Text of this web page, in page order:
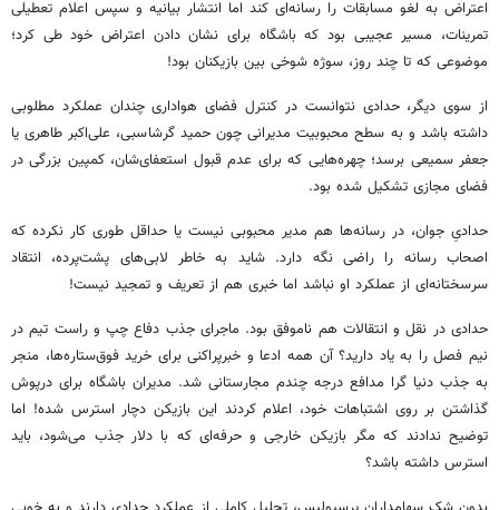
اعتراض به لغو مسابقات را رسانه‌ای کند اما انتشار بیانیه و سپس اعلام تعطیلی
تمرینات، مسیر عجیبی بود که باشگاه برای نشان دادن اعتراض خود طی کرد؛
موضوعی که تا چند روز، سوژه شوخی بین بازیکنان بود!
از سوی دیگر، حدادی نتوانست در کنترل فضای هواداری چندان عملکرد مطلوبی
داشته باشد و به سطح محبوبیت مدیرانی چون حمید گرشاسبی، علی‌اکبر طاهری یا
جعفر سمیعی برسد؛ چهره‌هایی که برای عدم قبول استعفای‌شان، کمپین بزرگی در
فضای مجازی تشکیل شده بود.
حدادیِ جوان، در رسانه‌ها هم مدیر محبوبی نیست یا حداقل طوری کار نکرده که
اصحاب رسانه را راضی نگه دارد. شاید به خاطر لابی‌های پشت‌پرده، انتقاد
سرسختانه‌ای از عملکرد او نباشد اما خبری هم از تعریف و تمجید نیست!
حدادی در نقل و انتقالات هم ناموفق بود. ماجرای جذب دفاع چپ و راست تیم در
نیم فصل را به یاد دارید؟ آن همه ادعا و خبرپراکنی برای خرید فوق‌ستاره‌ها، منجر
به جذب دنیا گرا مدافع درجه چندم مجارستانی شد. مدیران باشگاه برای درپوش
گذاشتن بر روی اشتباهات خود، اعلام کردند این بازیکن دچار استرس شده! اما
توضیح ندادند که مگر بازیکن خارجی و حرفه‌ای که با دلار جذب می‌شود، باید
استرس داشته باشد؟